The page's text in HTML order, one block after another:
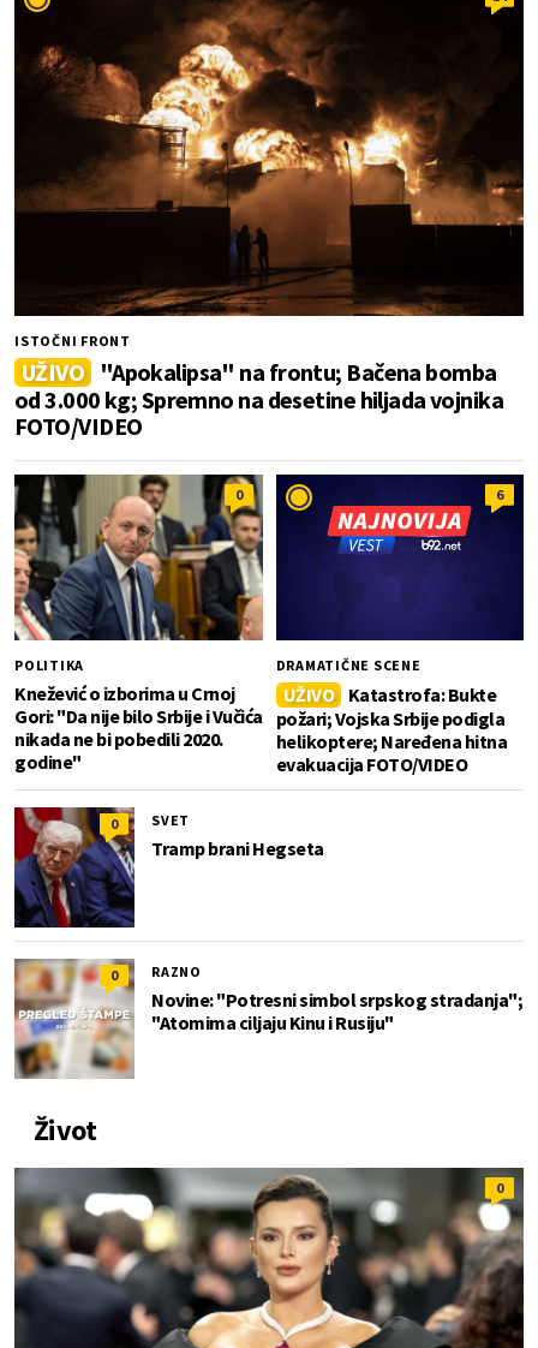
ISTOČNI FRONT
UŽIVO "Apokalipsa" na frontu; Bačena bomba
od 3.000 kg; Spremno na desetine hiljada vojnika
FOTO/VIDEO
0
POLITIKA
Knežević o izborima u Crnoj
Gori: "Da nije bilo Srbije i Vučića
nikada ne bi pobedili 2020.
godine"
6
DRAMATIČNE SCENE
UŽIVO
Katastrofa: Bukte
požari; Vojska Srbije podigla
helikoptere; Naređena hitna
evakuacija FOTO/VIDEO
0 SVET
Tramp brani Hegseta
0 RAZNO
Novine: "Potresni simbol srpskog stradanja";
"Atomima ciljaju Kinu i Rusiju"
Život
0